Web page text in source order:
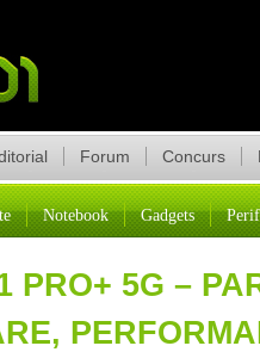
Forum Concurs
Notebook Gadgets
PRO+ 5G –